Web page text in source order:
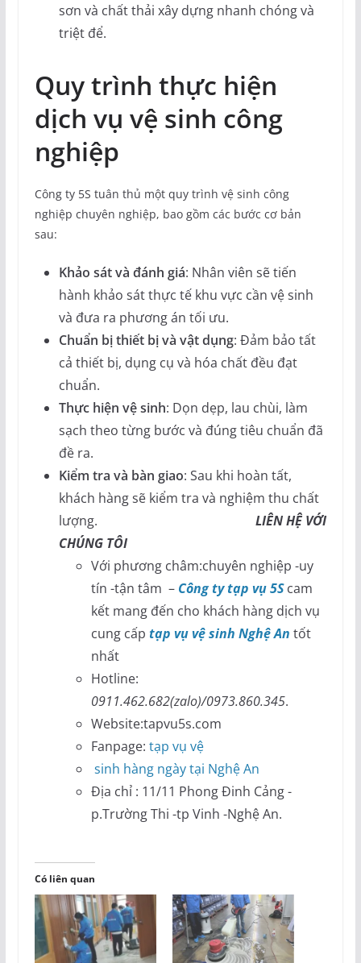
sơn và chất thải xây dựng nhanh chóng và
triệt để.
Quy trình thực hiện
dịch vụ vệ sinh công
nghiệp
Công ty 5S tuân thủ một quy trình vệ sinh công
nghiệp chuyên nghiệp, bao gồm các bước cơ bản
sau:
Khảo sát và đánh giá: Nhân viên sẽ tiến
hành khảo sát thực tế khu vực cần vệ sinh
và đưa ra phương án tối ưu.
Chuẩn bị thiết bị và vật dụng: Đảm bảo tất
cả thiết bị, dụng cụ và hóa chất đều đạt
chuẩn.
Thực hiện vệ sinh: Dọn dẹp, lau chùi, làm
sạch theo từng bước và đúng tiêu chuẩn đã
đề ra.
Kiểm tra và bàn giao: Sau khi hoàn tất,
khách hàng sẽ kiểm tra và nghiệm thu chất
lượng. LIÊN HỆ VỚI
CHÚNG TÔI
Với phương châm:chuyên nghiệp -uy
tín -tận tâm – Công ty tạp vụ 5Scam
kết mang đến cho khách hàng dịch vụ
cung cấp tạp vụ vệ sinh Nghệ An tốt
nhất
Hotline:
0911.462.682(zalo)/0973.860.345.
Website:tapvu5s.com
Fanpage: tạp vụ vệ
sinh hàng ngày tại Nghệ An
Địa chỉ : 11/11 Phong Đinh Cảng -
p.Trường Thi -tp Vinh -Nghệ An.
Có liên quan